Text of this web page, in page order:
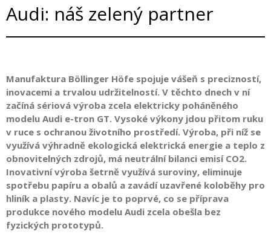
Audi: náš zelený partner
Manufaktura Böllinger Höfe spojuje vášeň s precizností,
inovacemi a trvalou udržitelností. V těchto dnech v ní
začíná sériová výroba zcela elektricky poháněného
modelu Audi e-tron GT. Vysoké výkony jdou přitom ruku
v ruce s ochranou životního prostředí. Výroba, při níž se
využívá výhradně ekologická elektrická energie a teplo z
obnovitelných zdrojů, má neutrální bilanci emisí CO2.
Inovativní výroba šetrně využívá suroviny, eliminuje
spotřebu papíru a obalů a zavádí uzavřené koloběhy pro
hliník a plasty. Navíc je to poprvé, co se příprava
produkce nového modelu Audi zcela obešla bez
fyzických prototypů.